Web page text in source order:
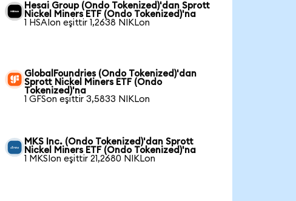
Hesai Group (Ondo Tokenized)'dan Sprott
Nickel Miners ETF (Ondo Tokenized)'na
1 HSAIon eşittir 1,2638 NIKLon
GlobalFoundries (Ondo Tokenized)'dan
Sprott Nickel Miners ETF (Ondo
Tokenized)'na
1 GFSon eşittir 3,5833 NIKLon
MKS Inc. (Ondo Tokenized)'dan Sprott
Nickel Miners ETF (Ondo Tokenized)'na
1 MKSIon eşittir 21,2680 NIKLon